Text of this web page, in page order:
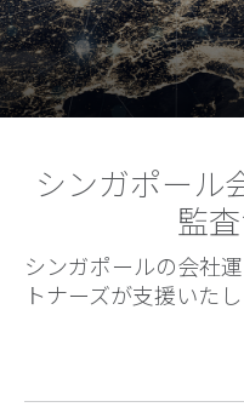
シンガポール
監
シンガポールの会社
トナーズが支援いたし